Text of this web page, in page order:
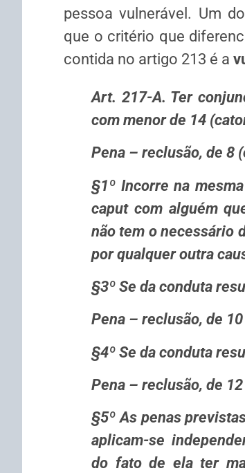
pessoa vulnerável. Um
que o critério que
contida no artigo 213 é a
Art. 217-A. Ter
com menor de 14
Pena – reclusão, de 8
§1º Incorre na
caput com alguém
não tem o necessário
por qualquer outra
§3º Se da conduta
Pena – reclusão, de
§4º Se da conduta
Pena – reclusão, de
§5º As penas
aplicam-se
do fato de ela ter